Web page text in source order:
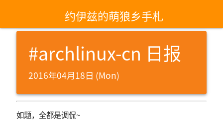
约伊兹的萌狼乡手札
#archlinux-cn 日报
2016年04月18日 (Mon)
如题，全都是调侃~